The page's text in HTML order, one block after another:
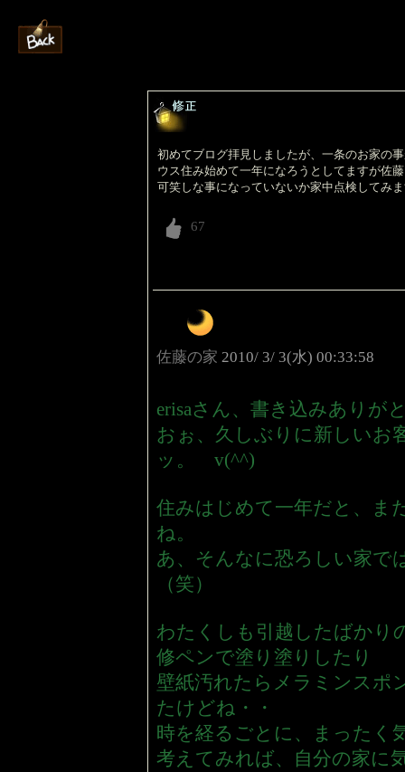
初めてブログ拝見しましたが、一条のお家の
ウス住み始めて一年になろうとしてますが佐
可笑しな事になっていないか家中点検してみ
佐藤の家 2010/ 3/ 3(水) 00:33:58
erisaさん、書き込みありが
おぉ、久しぶりに新しいお
ッ。 v(^^)
住みはじめて一年だと、ま
ね。
あ、そんなに恐ろしい家で
（笑）
わたくしも引越したばかり
修ペンで塗り塗りしたり
壁紙汚れたらメラミンスポ
たけどね・・
時を経るごとに、まったく
考えてみれば、自分の家に